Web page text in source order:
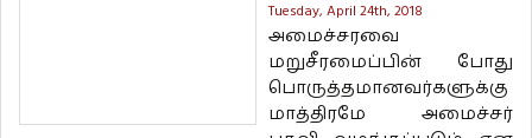
Tuesday, April 24th, 2018
அமைச்சரவை
மறுசீரமைப்பின் போது
பொருத்தமானவர்களுக்கு
மாத்திரமே அமைச்சர்